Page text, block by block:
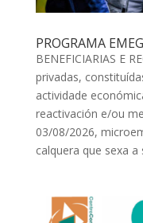
PROGRAMA
BENEFICIARIAS E
privadas,
actividade
reactivación e/ou
03/08/2026,
calquera que sexa a